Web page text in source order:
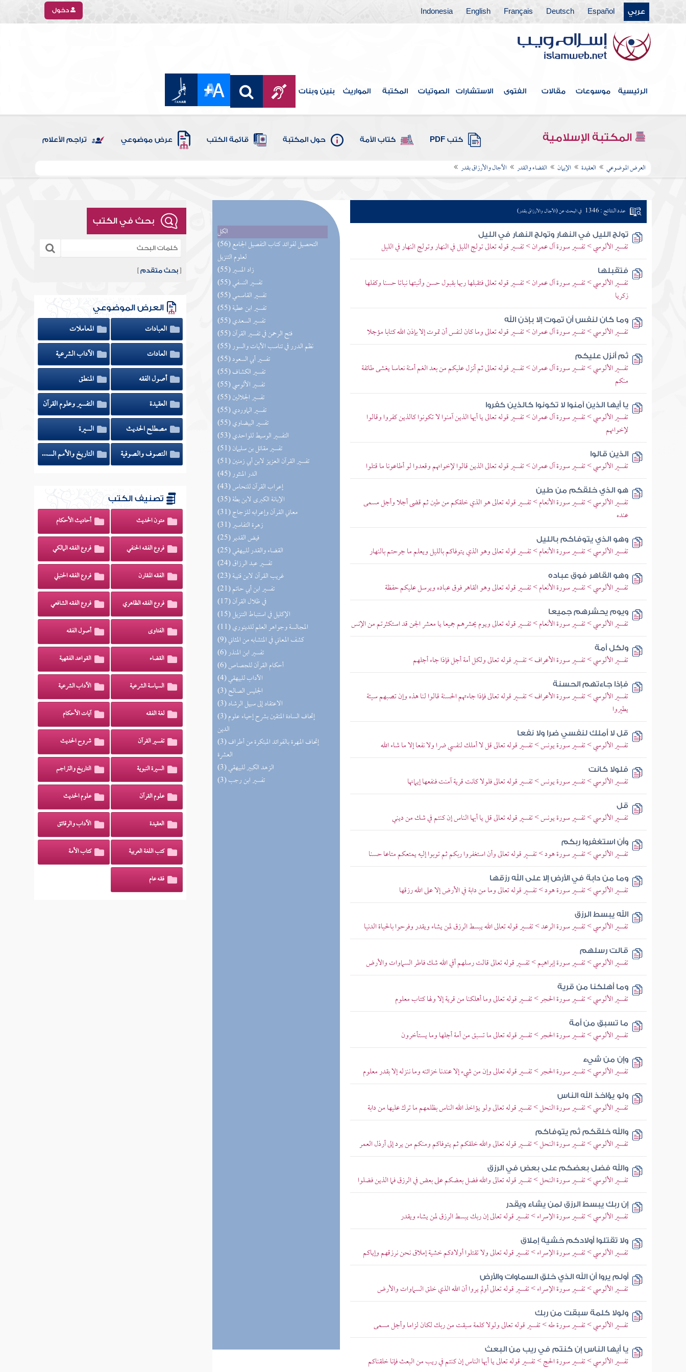
عربي Español
Deutsch
Français
English
Indonesia دخول
الرئيسية موسوعات مقالات الفتوى الاستشارات الصوتيات المكتبة المواريث بنين وبنات
المكتبة الإسلامية كتب PDF كتاب الأمة حول المكتبة قائمة الكتب عرض موضوعي تراجم الأعلام
العرض الموضوعي العقيدة الإيمان القضاء والقدر الآجال والأرزاق بقدر
الكل
(56) التحصيل لفوائد كتاب التفصيل الجامع
لعلوم التنزيل
(55) زاد المسير
(55) تفسير النسفي
(55) تفسير القاسمي
(55) تفسير ابن عطية
(55) تفسير السعدي
(55) فتح الرحمن في تفسير القرآن
(55) نظم الدرر في تناسب الآيات والسور
(55) تفسير أبي السعود
(55) تفسير الكشاف
(55) تفسير الألوسي
(55) تفسير الجلالين
(55) تفسير الماوردي
(55) تفسير البيضاوي
(53) التفسير الوسيط للواحدي
(51) تفسير مقاتل بن سليمان
(51) تفسير القرآن العزيز لابن أبي زمنين
(45) الدر المنثور
(43) إعراب القرآن للنحاس
(35) الإبانة الكبرى لابن بطة
(31) معاني القرآن وإعرابه للزجاج
(31) زهرة التفاسير
(25) فيض القدير
(25) القضاء والقدر للبيهقي
(24) تفسير عبد الرزاق
(23) غريب القرآن لابن قتيبة
(21) تفسير ابن أبي حاتم
(17) في ظلال القرآن
(15) الإكليل في استنباط التنزيل
(11) المجالسة وجواهر العلم للدينوري
(9) كشف المعاني في المتشابه من المثاني
(6) تفسير ابن المنذر
(6) أحكام القرآن للجصاص
(4) الآداب للبيهقي
(3) الجليس الصالح
(3) الاعتقاد إلى سبيل الرشاد
(3) إتحاف السادة المتقين بشرح إحياء علوم
الدين
(3) إتحاف المهرة بالفوائد المبتكرة من أطراف
العشرة
(3) الزهد الكبير للبيهقي
(3) تفسير ابن رجب
عدد النتائج : 1346 في البحث عن (الآجال والأرزاق بقدر)
تولج الليل في النهار وتولج النهار في الليل
تفسير الألوسي > تفسير سورة آل عمران > تفسير قوله تعالى تولج الليل في النهار وتولج النهار في الليل
فتقبلها
تفسير الألوسي > تفسير سورة آل عمران > تفسير قوله تعالى فتقبلها ربها بقبول حسن وأنبتها نباتا حسنا وكفلها
زكريا
وما كان لنفس أن تموت إلا بإذن الله
تفسير الألوسي > تفسير سورة آل عمران > تفسير قوله تعالى وما كان لنفس أن تموت إلا بإذن الله كتابا مؤجلا
ثم أنزل عليكم
تفسير الألوسي > تفسير سورة آل عمران > تفسير قوله تعالى ثم أنزل عليكم من بعد الغم أمنة نعاسا يغشى طائفة
منكم
يا أيها الذين آمنوا لا تكونوا كالذين كفروا
تفسير الألوسي > تفسير سورة آل عمران > تفسير قوله تعالى يا أيها الذين آمنوا لا تكونوا كالذين كفروا وقالوا
لإخوانهم
الذين قالوا
تفسير الألوسي > تفسير سورة آل عمران > تفسير قوله تعالى الذين قالوا لإخوانهم وقعدوا لو أطاعونا ما قتلوا
هو الذي خلقكم من طين
تفسير الألوسي > تفسير سورة الأنعام > تفسير قوله تعالى هو الذي خلقكم من طين ثم قضى أجلا وأجل مسمى
عنده
وهو الذي يتوفاكم بالليل
تفسير الألوسي > تفسير سورة الأنعام > تفسير قوله تعالى وهو الذي يتوفاكم بالليل ويعلم ما جرحتم بالنهار
وهو القاهر فوق عباده
تفسير الألوسي > تفسير سورة الأنعام > تفسير قوله تعالى وهو القاهر فوق عباده ويرسل عليكم حفظة
ويوم يحشرهم جميعا
تفسير الألوسي > تفسير سورة الأنعام > تفسير قوله تعالى ويوم يحشرهم جميعا يا معشر الجن قد استكثرتم من الإنس
ولكل أمة
تفسير الألوسي > تفسير سورة الأعراف > تفسير قوله تعالى ولكل أمة أجل فإذا جاء أجلهم
فإذا جاءتهم الحسنة
تفسير الألوسي > تفسير سورة الأعراف > تفسير قوله تعالى فإذا جاءتهم الحسنة قالوا لنا هذه وإن تصبهم سيئة
يطيروا
قل لا أملك لنفسي ضرا ولا نفعا
تفسير الألوسي > تفسير سورة يونس > تفسير قوله تعالى قل لا أملك لنفسي ضرا ولا نفعا إلا ما شاء الله
فلولا كانت
تفسير الألوسي > تفسير سورة يونس > تفسير قوله تعالى فلولا كانت قرية آمنت فنفعها إيمانها
قل
تفسير الألوسي > تفسير سورة يونس > تفسير قوله تعالى قل يا أيها الناس إن كنتم في شك من ديني
وأن استغفروا ربكم
تفسير الألوسي > تفسير سورة هود > تفسير قوله تعالى وأن استغفروا ربكم ثم توبوا إليه يمتعكم متاعا حسنا
وما من دابة في الأرض إلا على الله رزقها
تفسير الألوسي > تفسير سورة هود > تفسير قوله تعالى وما من دابة في الأرض إلا على الله رزقها
الله يبسط الرزق
تفسير الألوسي > تفسير سورة الرعد > تفسير قوله تعالى الله يبسط الرزق لمن يشاء ويقدر وفرحوا بالحياة الدنيا
قالت رسلهم
تفسير الألوسي > تفسير سورة إبراهيم > تفسير قوله تعالى قالت رسلهم أفي الله شك فاطر السماوات والأرض
وما أهلكنا من قرية
تفسير الألوسي > تفسير سورة الحجر > تفسير قوله تعالى وما أهلكنا من قرية إلا ولها كتاب معلوم
ما تسبق من أمة
تفسير الألوسي > تفسير سورة الحجر > تفسير قوله تعالى ما تسبق من أمة أجلها وما يستأخرون
وإن من شيء
تفسير الألوسي > تفسير سورة الحجر > تفسير قوله تعالى وإن من شيء إلا عندنا خزائنه وما ننزله إلا بقدر معلوم
ولو يؤاخذ الله الناس
تفسير الألوسي > تفسير سورة النحل > تفسير قوله تعالى ولو يؤاخذ الله الناس بظلمهم ما ترك عليها من دابة
والله خلقكم ثم يتوفاكم
تفسير الألوسي > تفسير سورة النحل > تفسير قوله تعالى والله خلقكم ثم يتوفاكم ومنكم من يرد إلى أرذل العمر
والله فضل بعضكم على بعض في الرزق
تفسير الألوسي > تفسير سورة النحل > تفسير قوله تعالى والله فضل بعضكم على بعض في الرزق فما الذين فضلوا
إن ربك يبسط الرزق لمن يشاء ويقدر
تفسير الألوسي > تفسير سورة الإسراء > تفسير قوله تعالى إن ربك يبسط الرزق لمن يشاء ويقدر
ولا تقتلوا أولادكم خشية إملاق
تفسير الألوسي > تفسير سورة الإسراء > تفسير قوله تعالى ولا تقتلوا أولادكم خشية إملاق نحن نرزقهم وإياكم
أولم يروا أن الله الذي خلق السماوات والأرض
تفسير الألوسي > تفسير سورة الإسراء > تفسير قوله تعالى أولم يروا أن الله الذي خلق السماوات والأرض
ولولا كلمة سبقت من ربك
تفسير الألوسي > تفسير سورة طه > تفسير قوله تعالى ولولا كلمة سبقت من ربك لكان لزاما وأجل مسمى
يا أيها الناس إن كنتم في ريب من البعث
تفسير الألوسي > تفسير سورة الحج > تفسير قوله تعالى يا أيها الناس إن كنتم في ريب من البعث فإنا خلقناكم
بحث في الكتب
[بحث متقدم ]
العرض الموضوعي
العبادات
المعاملات
العادات
الآداب الشرعية
أصول الفقه
المنطق
العقيدة
التفسير وعلوم القرآن
مصطلح الحديث
السيرة
التصوف والصوفية
التاريخ والأمم السابقة
تصنيف الكتب
متون الحديث أحاديث الأحكام
فروع الفقه الحنفي فروع الفقه المالكي
الفقه المقارن فروع الفقه الحنبلي
فروع الفقه الظاهري فروع الفقه الشافعي
الفتاوى أصول الفقه
القضاء القواعد الفقهية
السياسة الشرعية الآداب الشرعية
لغة الفقه آيات الأحكام
تفسير القرآن شروح الحديث
السيرة النبوية التاريخ والتراجم
علوم القرآن علوم الحديث
العقيدة الآداب والرقائق
كتب اللغة العربية كتاب الأمة
فقه عام